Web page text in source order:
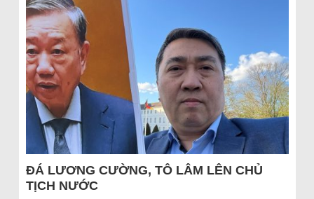
ĐÁ LƯƠNG CƯỜNG, TÔ LÂM LÊN CHỦ
TỊCH NƯỚC